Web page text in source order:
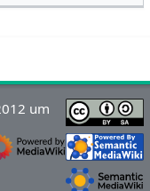
um